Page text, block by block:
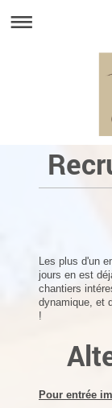
Les plus d'un
jours en est
chantiers
dynamique, et
!
Pour entrée